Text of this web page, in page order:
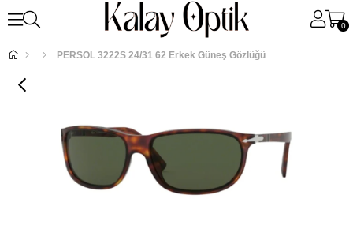
0
PERSOL 3222S 24/31 62 Erkek Güneş Gözlüğü